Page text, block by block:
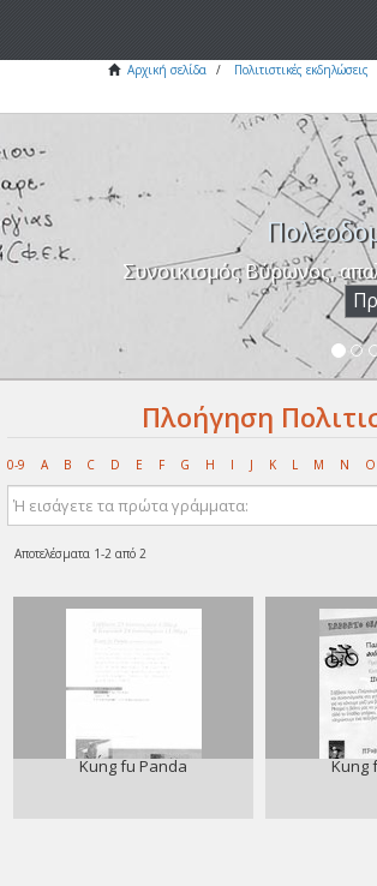
Αρχική σελίδα Πολιτιστικές εκδηλώσεις
Συνοικισμός Βύρωνος,
Πλοήγηση
0-9 A B C D E F G H I J K L M N O
Αποτελέσματα 1-2 από 2
Kung fu Panda Kung